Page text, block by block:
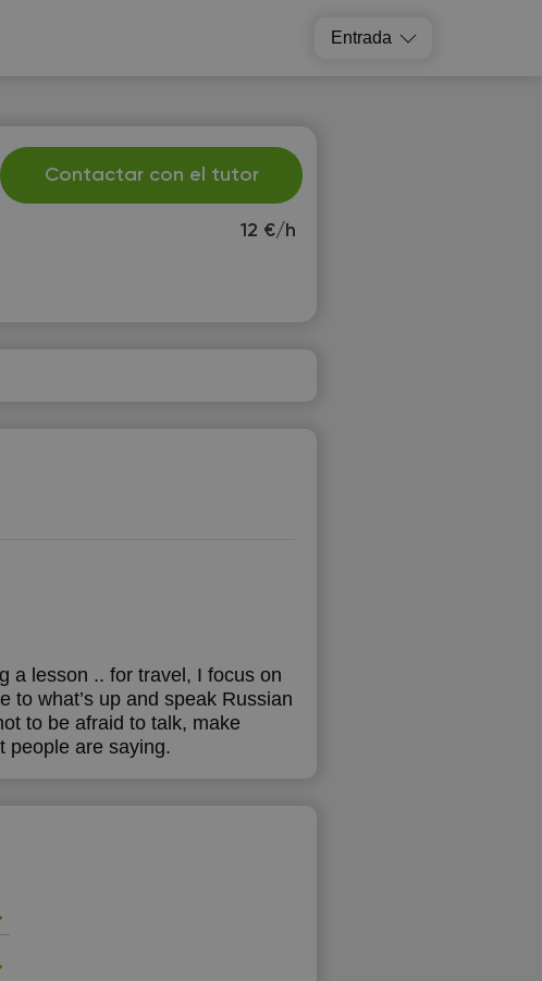
Entrada
12 €/h
Contactar con el tutor
a lesson .. for travel, I focus on
to what’s up and speak Russian
to be afraid to talk, make
people are saying.